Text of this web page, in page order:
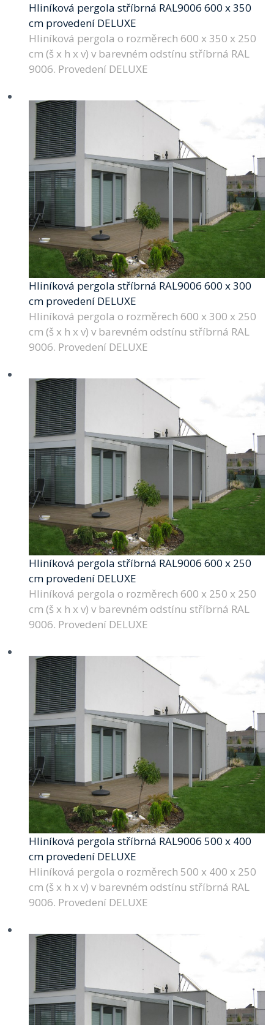
Hliníková pergola stříbrná RAL9006 600 x 350
cm provedení DELUXE
Hliníková pergola o rozměrech 600 x 350 x 250
cm (š x h x v) v barevném odstínu stříbrná RAL
9006. Provedení DELUXE
Hliníková pergola stříbrná RAL9006 600 x 300
cm provedení DELUXE
Hliníková pergola o rozměrech 600 x 300 x 250
cm (š x h x v) v barevném odstínu stříbrná RAL
9006. Provedení DELUXE
Hliníková pergola stříbrná RAL9006 600 x 250
cm provedení DELUXE
Hliníková pergola o rozměrech 600 x 250 x 250
cm (š x h x v) v barevném odstínu stříbrná RAL
9006. Provedení DELUXE
Hliníková pergola stříbrná RAL9006 500 x 400
cm provedení DELUXE
Hliníková pergola o rozměrech 500 x 400 x 250
cm (š x h x v) v barevném odstínu stříbrná RAL
9006. Provedení DELUXE